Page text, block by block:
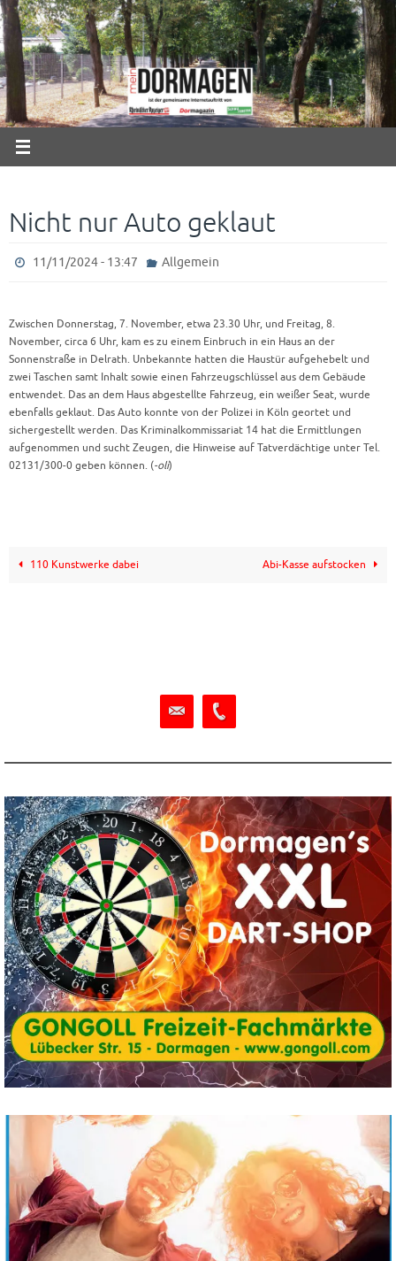
Zum
Inhalt
springen
Nicht nur Auto geklaut
11/11/2024 - 13:47 Allgemein
Zwischen Donnerstag, 7. November, etwa 23.30 Uhr, und Freitag, 8.
November, circa 6 Uhr, kam es zu einem Einbruch in ein Haus an der
Sonnenstraße in Delrath. Unbekannte hatten die Haustür aufgehebelt und
zwei Taschen samt Inhalt sowie einen Fahrzeugschlüssel aus dem Gebäude
entwendet. Das an dem Haus abgestellte Fahrzeug, ein weißer Seat, wurde
ebenfalls geklaut. Das Auto konnte von der Polizei in Köln geortet und
sichergestellt werden. Das Kriminalkommissariat 14 hat die Ermittlungen
aufgenommen und sucht Zeugen, die Hinweise auf Tatverdächtige unter Tel.
02131/300-0 geben können. (-oli)
110 Kunstwerke dabei Abi-Kasse aufstocken